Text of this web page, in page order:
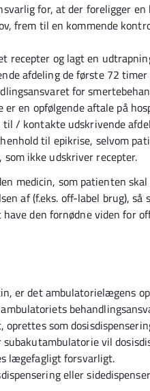
for, at der foreligger en
frem til en kommende
recepter og lagt en
afdeling de første 72
for
en opfølgende aftale på
/ kontakte udskrivende
til epikrise, selvom
ikke udskriver recepter.
medicin, som patienten
af (f.eks. off-label brug),
den fornødne viden for
er det ambulatorielægens
som
vil
lægefagligt forsvarligt.
eller